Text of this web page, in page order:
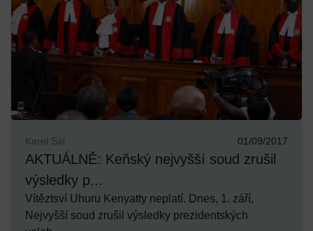
Karel Sál 01/09/2017
AKTUÁLNĚ: Keňský nejvyšší soud zrušil
výsledky p...
Vítěztsví Uhuru Kenyatty neplatí. Dnes, 1. září,
Nejvyšší soud zrušil výsledky prezidentských